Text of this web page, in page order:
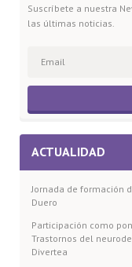
Suscríbete a nuestra
las últimas noticias.
ACTUALIDAD
Jornada de formación
Duero
Participación como
Trastornos del
Divertea